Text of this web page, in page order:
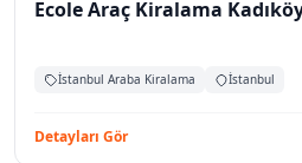
Ecole Araç Kiralama
İstanbul Araba Kiralama İstanbul
Detayları Gör